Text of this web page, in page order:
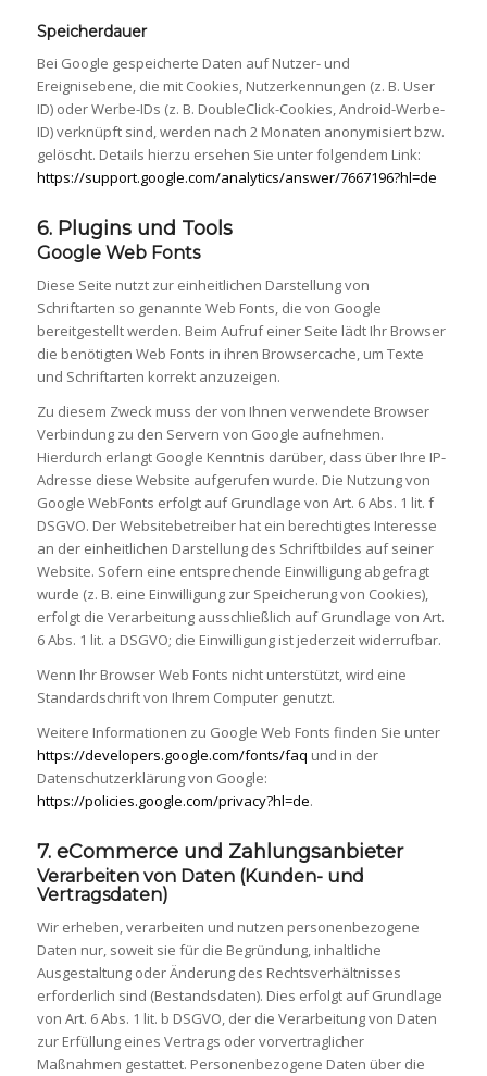
Speicherdauer
Bei Google gespeicherte Daten auf Nutzer- und
Ereignisebene, die mit Cookies, Nutzerkennungen (z. B. User
ID) oder Werbe-IDs (z. B. DoubleClick-Cookies, Android-Werbe-
ID) verknüpft sind, werden nach 2 Monaten anonymisiert bzw.
gelöscht. Details hierzu ersehen Sie unter folgendem Link:
https://support.google.com/analytics/answer/7667196?hl=de
6. Plugins und Tools
Google Web Fonts
Diese Seite nutzt zur einheitlichen Darstellung von
Schriftarten so genannte Web Fonts, die von Google
bereitgestellt werden. Beim Aufruf einer Seite lädt Ihr Browser
die benötigten Web Fonts in ihren Browsercache, um Texte
und Schriftarten korrekt anzuzeigen.
Zu diesem Zweck muss der von Ihnen verwendete Browser
Verbindung zu den Servern von Google aufnehmen.
Hierdurch erlangt Google Kenntnis darüber, dass über Ihre IP-
Adresse diese Website aufgerufen wurde. Die Nutzung von
Google WebFonts erfolgt auf Grundlage von Art. 6 Abs. 1 lit. f
DSGVO. Der Websitebetreiber hat ein berechtigtes Interesse
an der einheitlichen Darstellung des Schriftbildes auf seiner
Website. Sofern eine entsprechende Einwilligung abgefragt
wurde (z. B. eine Einwilligung zur Speicherung von Cookies),
erfolgt die Verarbeitung ausschließlich auf Grundlage von Art.
6 Abs. 1 lit. a DSGVO; die Einwilligung ist jederzeit widerrufbar.
Wenn Ihr Browser Web Fonts nicht unterstützt, wird eine
Standardschrift von Ihrem Computer genutzt.
Weitere Informationen zu Google Web Fonts finden Sie unter
https://developers.google.com/fonts/faq und in der
Datenschutzerklärung von Google:
https://policies.google.com/privacy?hl=de.
7. eCommerce und Zahlungs­anbieter
Verarbeiten von Daten (Kunden- und
Vertragsdaten)
Wir erheben, verarbeiten und nutzen personenbezogene
Daten nur, soweit sie für die Begründung, inhaltliche
Ausgestaltung oder Änderung des Rechtsverhältnisses
erforderlich sind (Bestandsdaten). Dies erfolgt auf Grundlage
von Art. 6 Abs. 1 lit. b DSGVO, der die Verarbeitung von Daten
zur Erfüllung eines Vertrags oder vorvertraglicher
Maßnahmen gestattet. Personenbezogene Daten über die